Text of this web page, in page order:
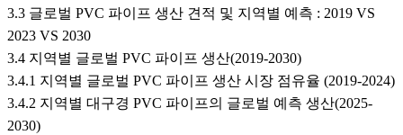
3.3 글로벌 PVC 파이프 생산 견적 및 지역별 예측 : 2019 VS
2023 VS 2030
3.4 지역별 글로벌 PVC 파이프 생산(2019-2030)
3.4.1 지역별 글로벌 PVC 파이프 생산 시장 점유율 (2019-2024)
3.4.2 지역별 대구경 PVC 파이프의 글로벌 예측 생산(2025-
2030)